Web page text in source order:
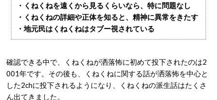
・くねくねを遠くから見るくらいなら、特に問題なし
・くねくねの詳細や正体を知ると、精神に異常をきたす
・地元民はくねくねはタブー視されている
確認できる中で、くねくねが洒落怖に初めて投下されたのは2
001年です。その後も、くねくねに関する話が洒落怖を中心と
した2chに投下されるようになり、くねくねの派生話はたくさ
ん出てきました。